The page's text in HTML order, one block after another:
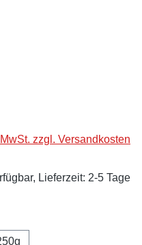
zzgl. Versandkosten
Lieferzeit: 2-5 Tage